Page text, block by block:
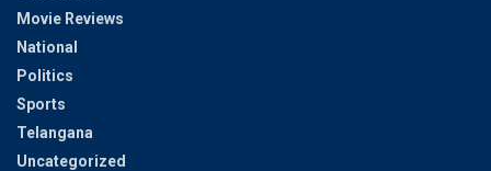
Movie Reviews
National
Politics
Sports
Telangana
Uncategorized